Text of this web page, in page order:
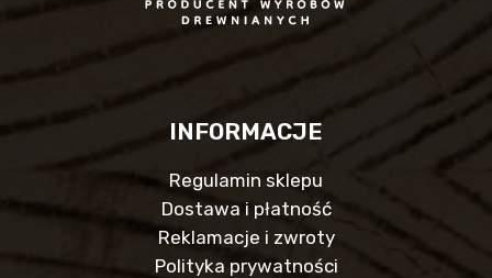
INFORMACJE
Regulamin sklepu
Dostawa i płatność
Reklamacje i zwroty
Polityka prywatności